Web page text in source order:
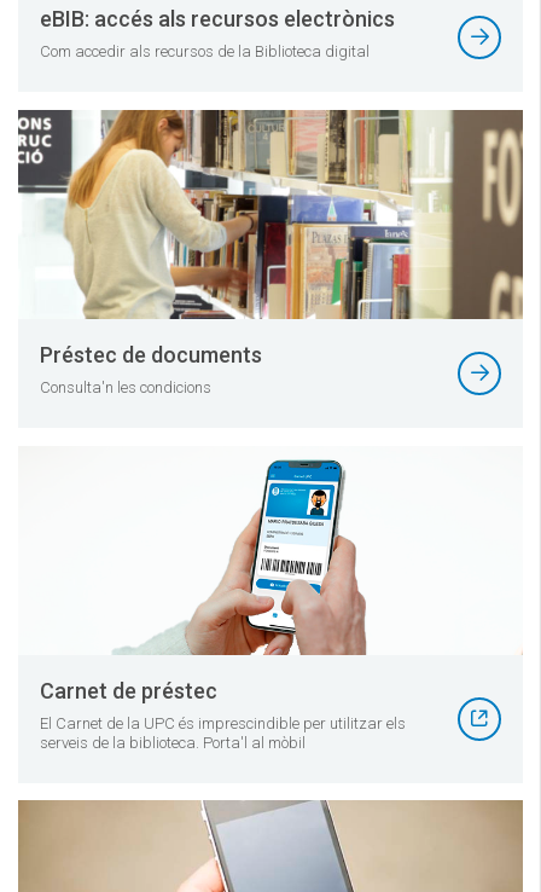
eBIB: accés als recursos electrònics
Com accedir als recursos de la Biblioteca digital
Préstec de documents
Consulta'n les condicions
Carnet de préstec
El Carnet de la UPC és imprescindible per utilitzar els
serveis de la biblioteca. Porta'l al mòbil